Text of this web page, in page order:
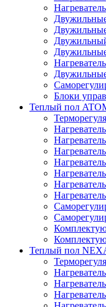
Блоки
Теплый пол
Теплый пол